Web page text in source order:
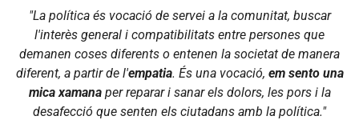
"La política és vocació de servei a la comunitat, buscar
l'interès general i compatibilitats entre persones que
demanen coses diferents o entenen la societat de manera
diferent, a partir de l'empatia. És una vocació, em sento una
mica xamana per reparar i sanar els dolors, les pors i la
desafecció que senten els ciutadans amb la política."